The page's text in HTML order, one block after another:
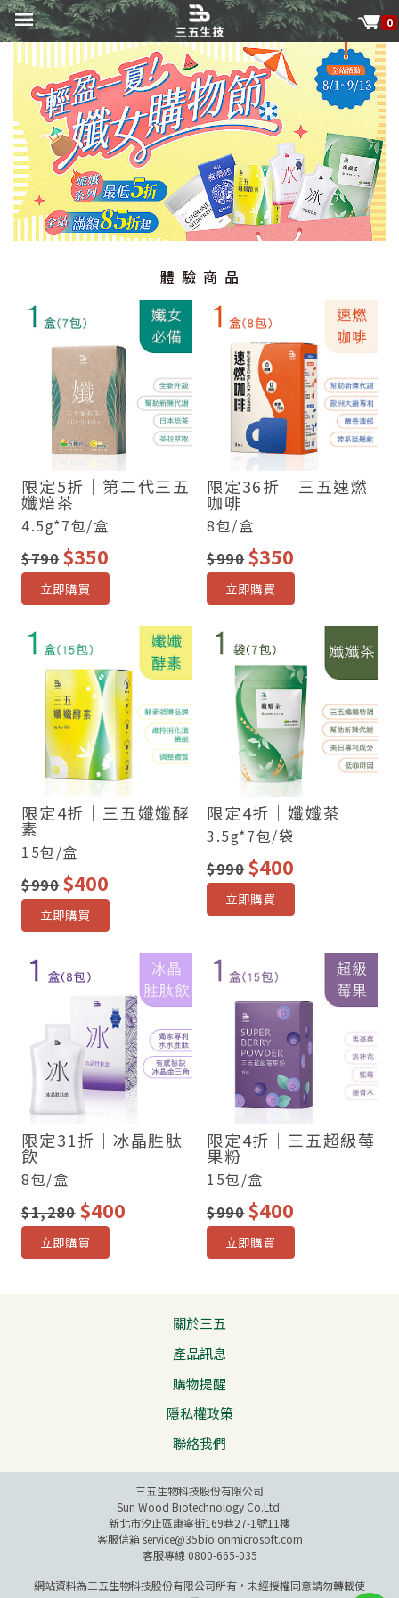
0
體驗商品
限定5折｜第二代三五
孅焙茶
4.5g*7包/盒
$790$350
立即購買
限定36折｜三五速燃
咖啡
8包/盒
$990$350
立即購買
限定4折｜三五孅孅酵
素
15包/盒
$990$400
立即購買
限定4折｜孅孅茶
3.5g*7包/袋
$990$400
立即購買
限定31折｜冰晶胜肽
飲
8包/盒
$1,280 $400
立即購買
限定4折｜三五超級莓
果粉
15包/盒
$990$400
立即購買
關於三五
產品訊息
購物提醒
隱私權政策
聯絡我們
三五生物科技股份有限公司
Sun Wood Biotechnology Co.Ltd.
新北市汐止區康寧街169巷27-1號11樓
客服信箱service@35bio.onmicrosoft.com
客服專線 0800-665-035
網站資料為三五生物科技股份有限公司所有，未經授權同意請勿轉載使